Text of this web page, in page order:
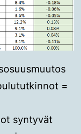
=
syntyvät